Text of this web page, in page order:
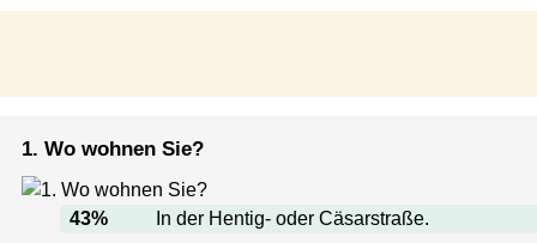
1. Wo wohnen Sie?
43%
In der Hentig- oder Cäsarstraße.